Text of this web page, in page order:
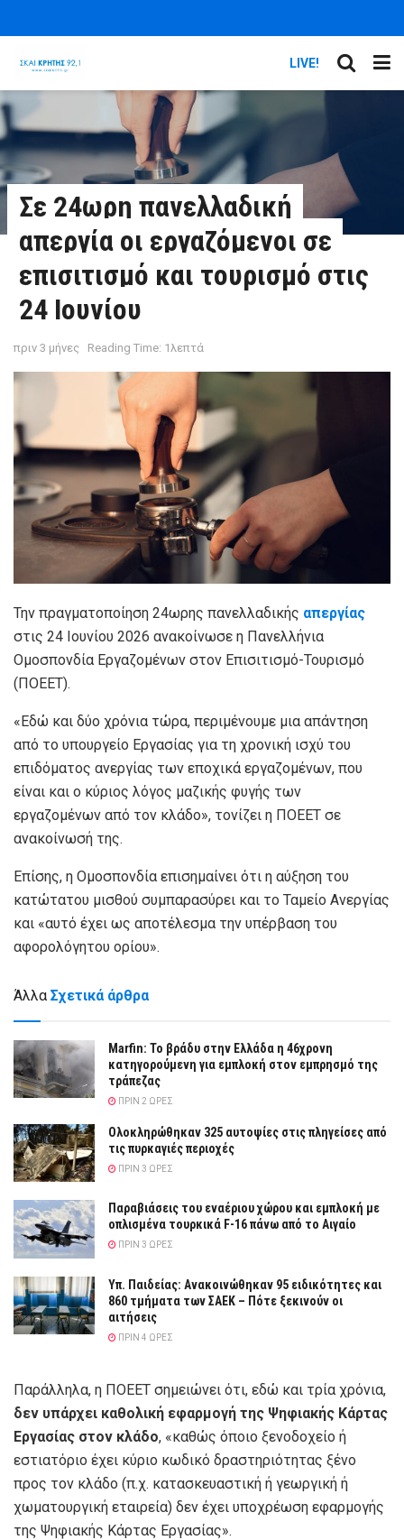
LIVE!
Σε 24ωρη πανελλαδική
απεργία οι εργαζόμενοι σε
επισιτισμό και τουρισμό στις
24 Ιουνίου
πριν 3 μήνες Reading Time: 1λεπτά
Την πραγματοποίηση 24ωρης πανελλαδικής απεργίας
στις 24 Ιουνίου 2026 ανακοίνωσε η Πανελλήνια
Ομοσπονδία Εργαζομένων στον Επισιτισμό-Τουρισμό
(ΠΟΕΕΤ).
«Εδώ και δύο χρόνια τώρα, περιμένουμε μια απάντηση
από το υπουργείο Εργασίας για τη χρονική ισχύ του
επιδόματος ανεργίας των εποχικά εργαζομένων, που
είναι και ο κύριος λόγος μαζικής φυγής των
εργαζομένων από τον κλάδο», τονίζει η ΠΟΕΕΤ σε
ανακοίνωσή της.
Επίσης, η Ομοσπονδία επισημαίνει ότι η αύξηση του
κατώτατου μισθού συμπαρασύρει και το Ταμείο Ανεργίας
και «αυτό έχει ως αποτέλεσμα την υπέρβαση του
αφορολόγητου ορίου».
Άλλα Σχετικά άρθρα
Marfin: Το βράδυ στην Ελλάδα η 46χρονη
κατηγορούμενη για εμπλοκή στον εμπρησμό της
τράπεζας
ΠΡΙΝ 2 ΏΡΕΣ
Ολοκληρώθηκαν 325 αυτοψίες στις πληγείσες από
τις πυρκαγιές περιοχές
ΠΡΙΝ 3 ΏΡΕΣ
Παραβιάσεις του εναέριου χώρου και εμπλοκή με
οπλισμένα τουρκικά F-16 πάνω από το Αιγαίο
ΠΡΙΝ 3 ΏΡΕΣ
Υπ. Παιδείας: Ανακοινώθηκαν 95 ειδικότητες και
860 τμήματα των ΣΑΕΚ – Πότε ξεκινούν οι
αιτήσεις
ΠΡΙΝ 4 ΏΡΕΣ
Παράλληλα, η ΠΟΕΕΤ σημειώνει ότι, εδώ και τρία χρόνια,
δεν υπάρχει καθολική εφαρμογή της Ψηφιακής Κάρτας
Εργασίας στον κλάδο, «καθώς όποιο ξενοδοχείο ή
εστιατόριο έχει κύριο κωδικό δραστηριότητας ξένο
προς τον κλάδο (π.χ. κατασκευαστική ή γεωργική ή
χωματουργική εταιρεία) δεν έχει υποχρέωση εφαρμογής
της Ψηφιακής Κάρτας Εργασίας».